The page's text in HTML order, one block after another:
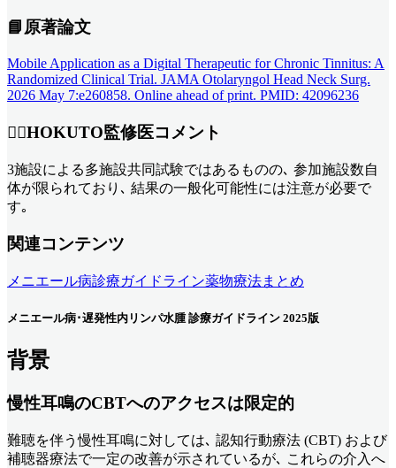
📘原著論文
Mobile Application as a Digital Therapeutic for Chronic Tinnitus: A
Randomized Clinical Trial. JAMA Otolaryngol Head Neck Surg.
2026 May 7:e260858. Online ahead of print. PMID: 42096236
👨‍⚕️HOKUTO監修医コメント
3施設による多施設共同試験ではあるものの､ 参加施設数自
体が限られており､ 結果の一般化可能性には注意が必要で
す｡
関連コンテンツ
メニエール病診療ガイドライン薬物療法まとめ
メニエール病･遅発性内リンパ水腫 診療ガイドライン 2025版
背景
慢性耳鳴のCBTへのアクセスは限定的
難聴を伴う慢性耳鳴に対しては､ 認知行動療法 (CBT) および
補聴器療法で一定の改善が示されているが､ これらの介入へ